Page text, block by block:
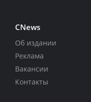
CNews
Об издании
Реклама
Вакансии
Контакты